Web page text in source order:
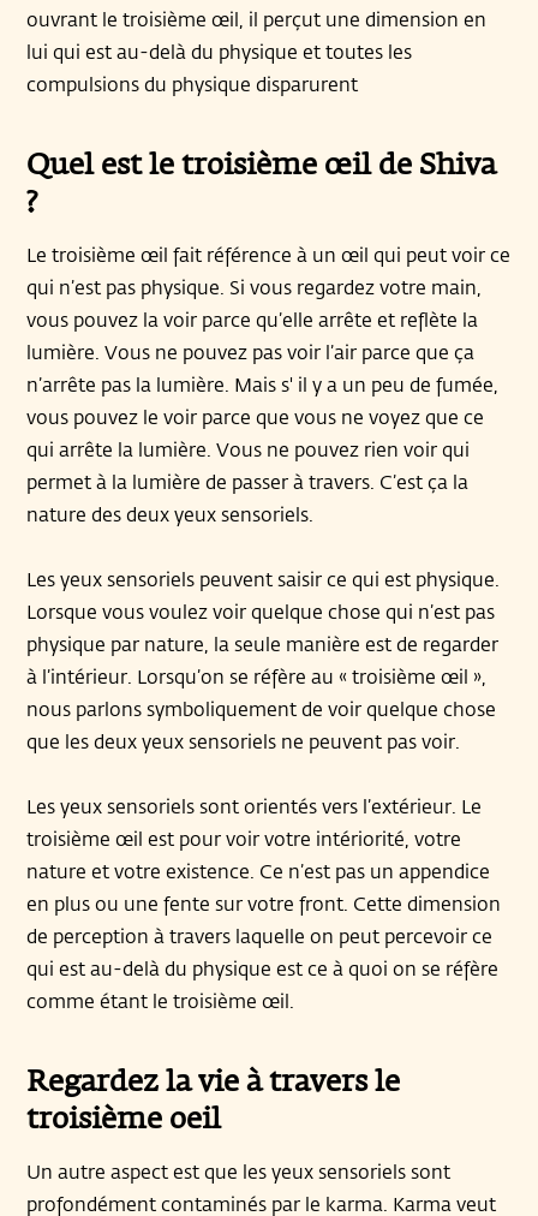
ouvrant le troisième œil, il perçut une dimension en
lui qui est au-delà du physique et toutes les
compulsions du physique disparurent
Quel est le troisième œil de Shiva
?
Le troisième œil fait référence à un œil qui peut voir ce
qui n’est pas physique. Si vous regardez votre main,
vous pouvez la voir parce qu’elle arrête et reflète la
lumière. Vous ne pouvez pas voir l’air parce que ça
n’arrête pas la lumière. Mais s' il y a un peu de fumée,
vous pouvez le voir parce que vous ne voyez que ce
qui arrête la lumière. Vous ne pouvez rien voir qui
permet à la lumière de passer à travers. C’est ça la
nature des deux yeux sensoriels.
Les yeux sensoriels peuvent saisir ce qui est physique.
Lorsque vous voulez voir quelque chose qui n’est pas
physique par nature, la seule manière est de regarder
à l’intérieur. Lorsqu’on se réfère au « troisième œil »,
nous parlons symboliquement de voir quelque chose
que les deux yeux sensoriels ne peuvent pas voir.
Les yeux sensoriels sont orientés vers l’extérieur. Le
troisième œil est pour voir votre intériorité, votre
nature et votre existence. Ce n’est pas un appendice
en plus ou une fente sur votre front. Cette dimension
de perception à travers laquelle on peut percevoir ce
qui est au-delà du physique est ce à quoi on se réfère
comme étant le troisième œil.
Regardez la vie à travers le
troisième oeil
Un autre aspect est que les yeux sensoriels sont
profondément contaminés par le karma. Karma veut